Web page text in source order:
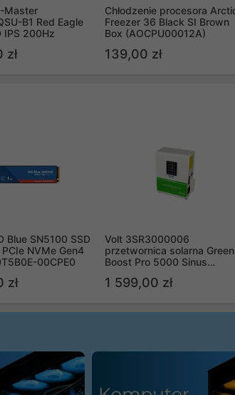
Master
B1 Red Eagle
IPS 200Hz
zł
Chłodzenie procesora
Freezer 36 Black SI Brown
Box (AOCPU00012A)
139,00 zł
Blue SN5100 SSD
NVMe Gen4
00CPE0
zł
Volt 3SR3000006
przetwornica solarna Green
Boost Pro 5000 Sinus
1 599,00 zł